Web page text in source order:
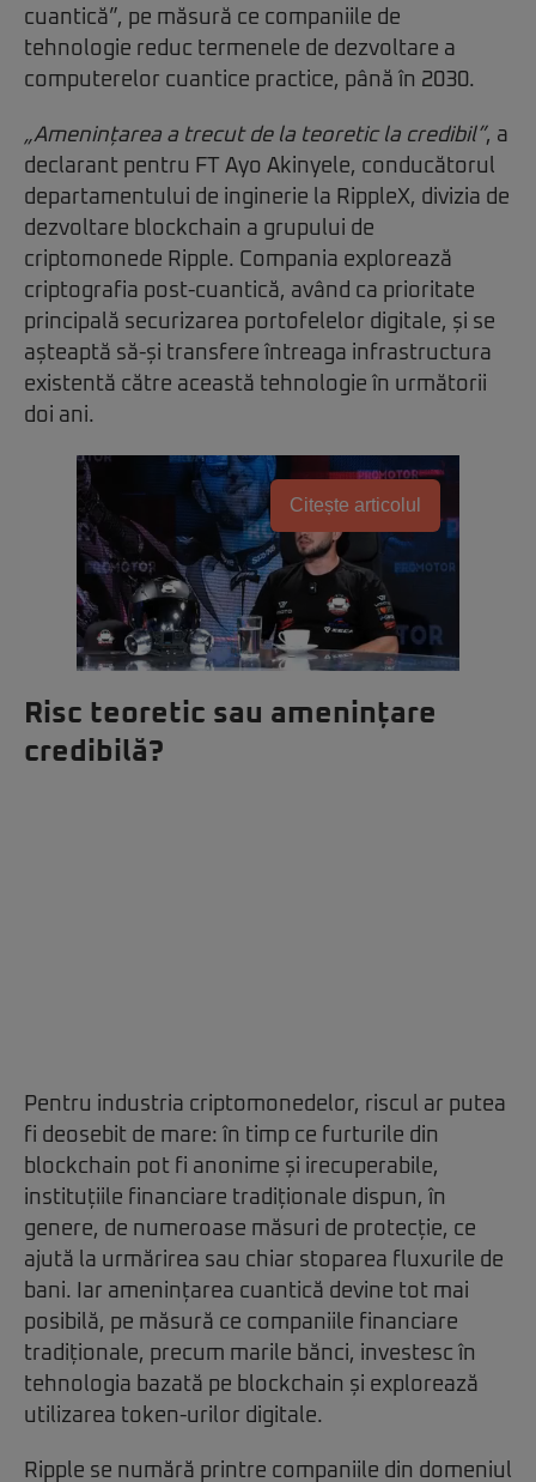
cuantică”, pe măsură ce companiile de
tehnologie reduc termenele de dezvoltare a
computerelor cuantice practice, până în 2030.
„Amenințarea a trecut de la teoretic la credibil”, a
declarant pentru FT Ayo Akinyele, conducătorul
departamentului de inginerie la RippleX, divizia de
dezvoltare blockchain a grupului de
criptomonede Ripple. Compania explorează
criptografia post-cuantică, având ca prioritate
principală securizarea portofelelor digitale, și se
așteaptă să-și transfere întreaga infrastructura
existentă către această tehnologie în următorii
doi ani.
Citește articolul
Risc teoretic sau amenințare
credibilă?
Pentru industria criptomonedelor, riscul ar putea
fi deosebit de mare: în timp ce furturile din
blockchain pot fi anonime și irecuperabile,
instituțiile financiare tradiționale dispun, în
genere, de numeroase măsuri de protecție, ce
ajută la urmărirea sau chiar stoparea fluxurile de
bani. Iar amenințarea cuantică devine tot mai
posibilă, pe măsură ce companiile financiare
tradiționale, precum marile bănci, investesc în
tehnologia bazată pe blockchain și explorează
utilizarea token-urilor digitale.
Ripple se numără printre companiile din domeniul